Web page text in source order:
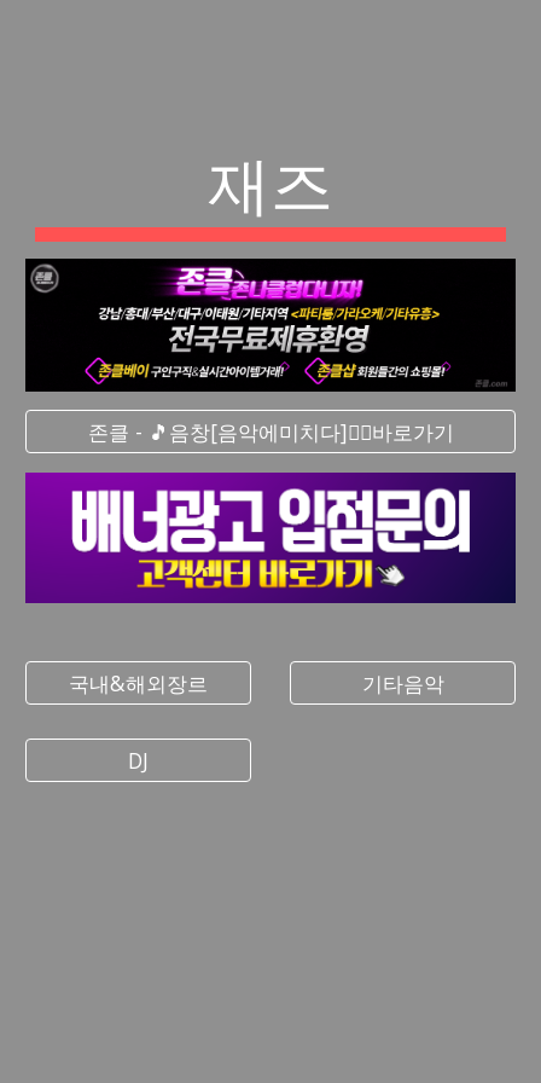
재즈
존클 - 🎵음창[음악에미치다]❤️‍🔥바로가기
국내&해외장르
DJ
기타음악